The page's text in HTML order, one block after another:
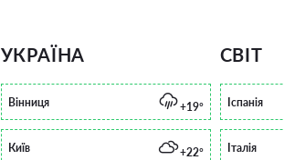
УКРАЇНА
Вінниця +19°
Київ +22°
СВІТ
Іспанія
Італія